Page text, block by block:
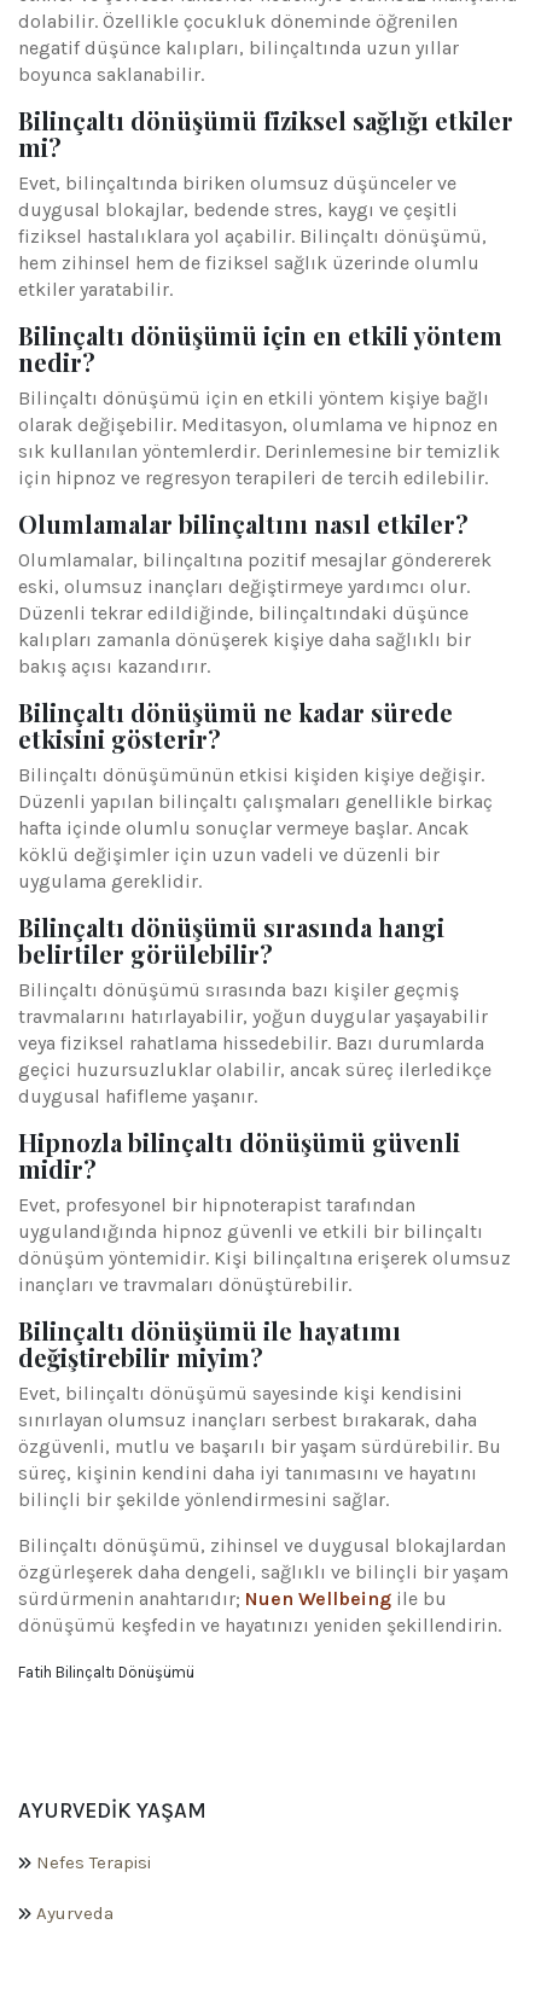
dolabilir. Özellikle çocukluk döneminde öğrenilen
negatif düşünce kalıpları, bilinçaltında uzun yıllar
boyunca saklanabilir.
Bilinçaltı dönüşümü fiziksel sağlığı etkiler
mi?
Evet, bilinçaltında biriken olumsuz düşünceler ve
duygusal blokajlar, bedende stres, kaygı ve çeşitli
fiziksel hastalıklara yol açabilir. Bilinçaltı dönüşümü,
hem zihinsel hem de fiziksel sağlık üzerinde olumlu
etkiler yaratabilir.
Bilinçaltı dönüşümü için en etkili yöntem
nedir?
Bilinçaltı dönüşümü için en etkili yöntem kişiye bağlı
olarak değişebilir. Meditasyon, olumlama ve hipnoz en
sık kullanılan yöntemlerdir. Derinlemesine bir temizlik
için hipnoz ve regresyon terapileri de tercih edilebilir.
Olumlamalar bilinçaltını nasıl etkiler?
Olumlamalar, bilinçaltına pozitif mesajlar göndererek
eski, olumsuz inançları değiştirmeye yardımcı olur.
Düzenli tekrar edildiğinde, bilinçaltındaki düşünce
kalıpları zamanla dönüşerek kişiye daha sağlıklı bir
bakış açısı kazandırır.
Bilinçaltı dönüşümü ne kadar sürede
etkisini gösterir?
Bilinçaltı dönüşümünün etkisi kişiden kişiye değişir.
Düzenli yapılan bilinçaltı çalışmaları genellikle birkaç
hafta içinde olumlu sonuçlar vermeye başlar. Ancak
köklü değişimler için uzun vadeli ve düzenli bir
uygulama gereklidir.
Bilinçaltı dönüşümü sırasında hangi
belirtiler görülebilir?
Bilinçaltı dönüşümü sırasında bazı kişiler geçmiş
travmalarını hatırlayabilir, yoğun duygular yaşayabilir
veya fiziksel rahatlama hissedebilir. Bazı durumlarda
geçici huzursuzluklar olabilir, ancak süreç ilerledikçe
duygusal hafifleme yaşanır.
Hipnozla bilinçaltı dönüşümü güvenli
midir?
Evet, profesyonel bir hipnoterapist tarafından
uygulandığında hipnoz güvenli ve etkili bir bilinçaltı
dönüşüm yöntemidir. Kişi bilinçaltına erişerek olumsuz
inançları ve travmaları dönüştürebilir.
Bilinçaltı dönüşümü ile hayatımı
değiştirebilir miyim?
Evet, bilinçaltı dönüşümü sayesinde kişi kendisini
sınırlayan olumsuz inançları serbest bırakarak, daha
özgüvenli, mutlu ve başarılı bir yaşam sürdürebilir. Bu
süreç, kişinin kendini daha iyi tanımasını ve hayatını
bilinçli bir şekilde yönlendirmesini sağlar.
Bilinçaltı dönüşümü, zihinsel ve duygusal blokajlardan
özgürleşerek daha dengeli, sağlıklı ve bilinçli bir yaşam
sürdürmenin anahtarıdır; Nuen Wellbeing ile bu
dönüşümü keşfedin ve hayatınızı yeniden şekillendirin.
Fatih Bilinçaltı Dönüşümü
AYURVEDIK YAŞAM
Nefes Terapisi
Ayurveda